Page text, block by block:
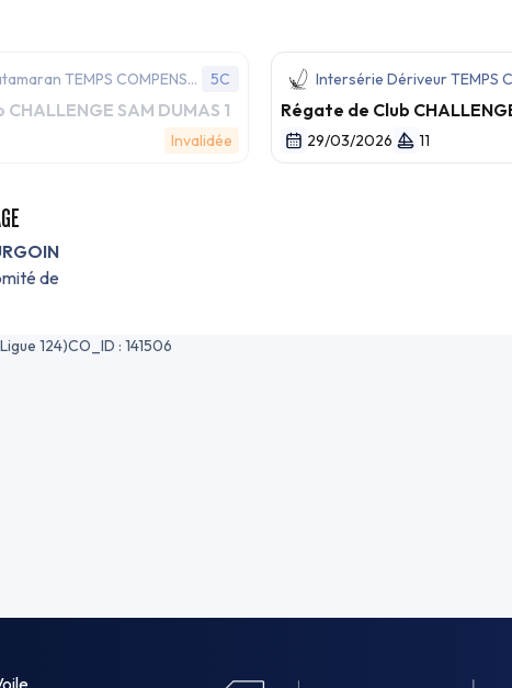
TEMPS COMPENSE
5C
SAM DUMAS 1
Invalidée
Intersérie Dériveur TEMPS
Régate de Club
29/03/2026 11
de
124)CO_ID : 141506